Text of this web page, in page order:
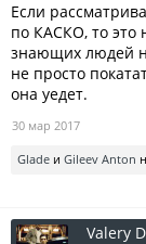
Если
по КАСКО, то это
знающих людей
не просто
она уедет.
30 мар 2017
Glade и Gileev Anton
Valery